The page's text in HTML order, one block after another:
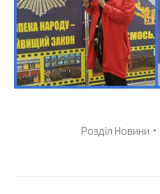
Розділ Новини